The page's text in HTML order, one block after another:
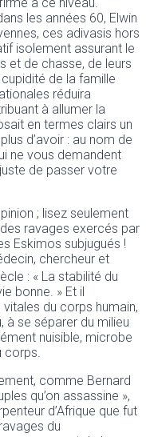
les années 60, Elwin
ces adivasis hors
isolement assurant le
et de chasse, de leurs
de la famille
réduira
à allumer la
en termes clairs un
d’avoir : au nom de
ne vous demandent
de passer votre
; lisez seulement
ravages exercés par
Eskimos subjugués !
chercheur et
: « La stabilité du
bonne. » Et il
du corps humain,
à se séparer du milieu
nuisible, microbe
corps.
comme Bernard
qu’on assassine »,
d’Afrique que fut
du